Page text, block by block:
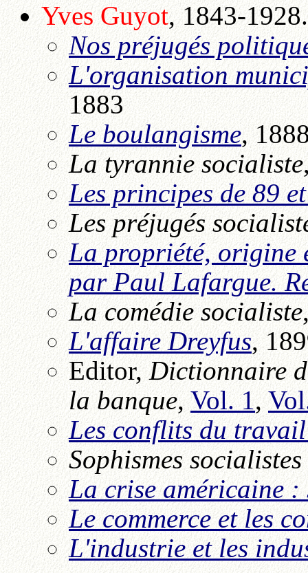
Yves Guyot, 1843-
Nos préjugés
L'organisation
1883
Le boulangisme,
La tyrannie socialiste
Les principes de 89
Les préjugés
La propriété, origine
par Paul Lafargue.
La comédie socialiste
L'affaire Dreyfus,
Editor,Dictionnaire
la banque,Vol. 1,
Les conflits du
Sophismes
La crise américaine :
Le commerce et les
L'industrie et les